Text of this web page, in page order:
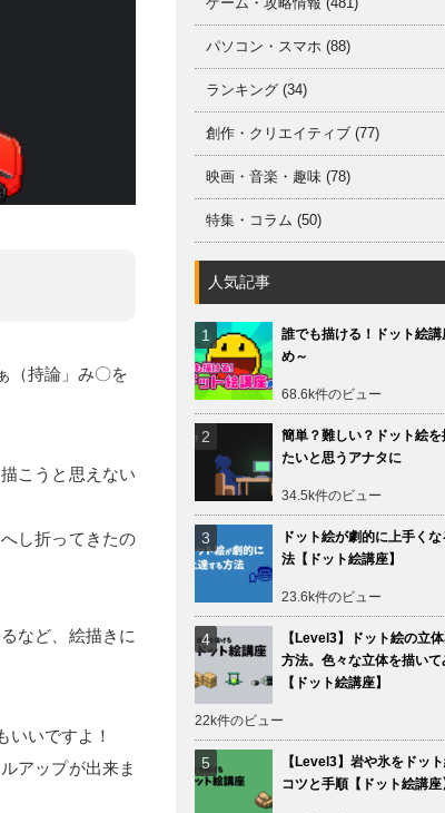
（持論」み〇を
こうと思えない
し折ってきたの
など、絵描きに
いいですよ！
アップが出来ま
パソコン・スマホ (88)
ランキング (34)
創作・クリエイティブ (77)
映画・音楽・趣味 (78)
特集・コラム (50)
人気記事
誰でも描ける！ドット絵講
め～
68.6k件のビュー
簡単？難しい？ドット絵を
たいと思うアナタに
34.5k件のビュー
ドット絵が劇的に上手く
法【ドット絵講座】
23.6k件のビュー
【Level3】ドット絵の立
方法。色々な立体を描いて
【ドット絵講座】
22k件のビュー
【Level3】岩や氷をドッ
コツと手順【ドット絵講座